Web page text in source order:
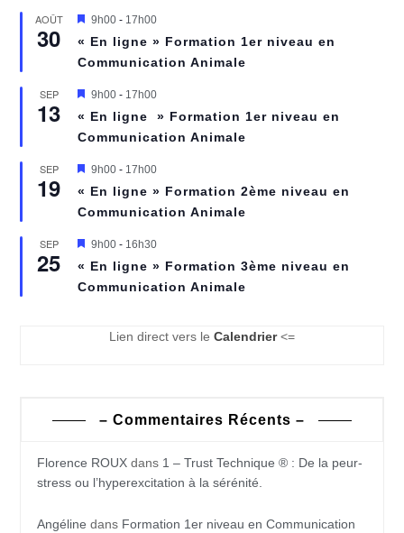
a
a
n
AOÛT
30
M
s
e
a
a
n
9h00 - 17h00
« En ligne » Formation 1er niveau en
Communication Animale
SEP
13
M
s
e
a
a
n
9h00 - 17h00
« En ligne » Formation 1er niveau en
Communication Animale
SEP
19
M
s
e
a
a
n
9h00 - 17h00
« En ligne » Formation 2ème niveau en
Communication Animale
SEP
25
M
s
e
9h00 - 16h30
« En ligne » Formation 3ème niveau en
Communication Animale
Lien direct vers le Calendrier<=
– Commentaires Récents –
Florence ROUX dans 1 – Trust Technique ® : De la peur-
stress ou l’hyperexcitation à la sérénité.
Angéline dans Formation 1er niveau en Communication